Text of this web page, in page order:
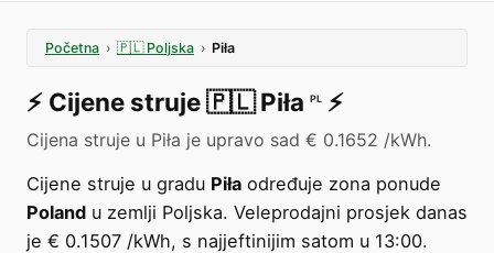
Početna › 🇵🇱 Poljska › Piła
⚡️ Cijene struje🇵🇱 Piła PL ⚡️
Cijena struje u Piła je upravo sad € 0.1652 /kWh.
Cijene struje u gradu Piła određuje zona ponude
Poland u zemlji Poljska. Veleprodajni prosjek danas
je € 0.1507 /kWh, s najjeftinijim satom u 13:00.